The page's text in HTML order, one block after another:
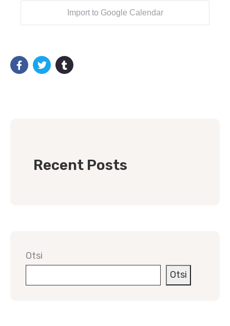
Import to Google Calendar
Recent Posts
Otsi
Otsi